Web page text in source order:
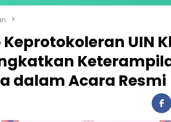
UIN
dalam Acara Resmi